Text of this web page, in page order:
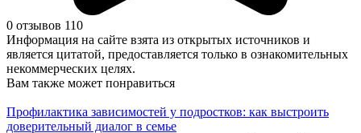
0 отзывов 110
Информация на сайте взята из открытых источников и
является цитатой, предоставляется только в ознакомительных
некоммерческих целях.
Вам также может понравиться
Профилактика зависимостей у подростков: как выстроить
доверительный диалог в семье